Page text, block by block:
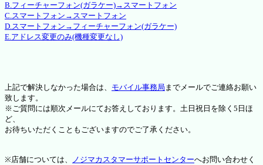
B.フィーチャーフォン(ガラケー)→スマートフォン
C.スマートフォン→スマートフォン
D.スマートフォン→フィーチャーフォン(ガラケー)
E.アドレス変更のみ(機種変更なし)
上記で解決しなかった場合は、 モバイル事務局 までメールでご連絡お願い
致します。
※ご質問には順次メールにてお答えしております。土日祝日を除く5日ほ
ど、
お待ちいただくこともございますのでご了承ください。
※店舗については、 ノジマカスタマーサポートセンターへお問い合わせく